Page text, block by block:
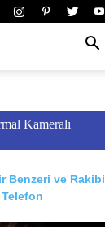
Kameralı
Benzeri ve Rakibi